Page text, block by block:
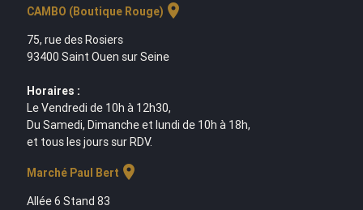
CAMBO (Boutique Rouge) location_on
75, rue des Rosiers
93400 Saint Ouen sur Seine
Horaires :
Le Vendredi de 10h à 12h30,
Du Samedi, Dimanche et lundi de 10h à 18h,
et tous les jours sur RDV.
Marché Paul Bert location_on
Allée 6 Stand 83